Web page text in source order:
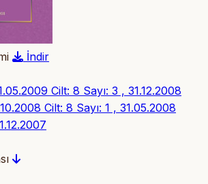
İndir
Cilt: 8 Sayı: 3 , 31.12.2008
Cilt: 8 Sayı: 1 , 31.05.2008